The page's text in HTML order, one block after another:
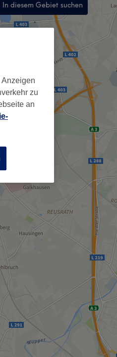
In diesem Gebiet suchen
,
zu
an